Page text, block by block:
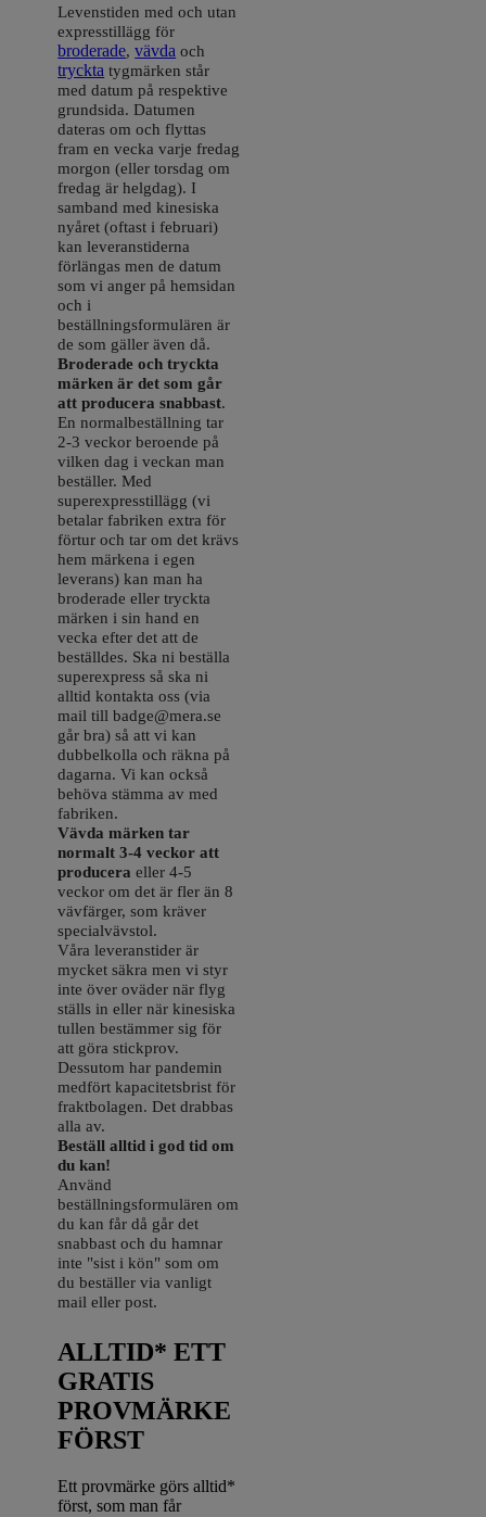
Levenstiden med och utan
expresstillägg för
broderade,vävda och
tryckta tygmärken står
med datum på respektive
grundsida. Datumen
dateras om och flyttas
fram en vecka varje fredag
morgon (eller torsdag om
fredag är helgdag). I
samband med kinesiska
nyåret (oftast i februari)
kan leveranstiderna
förlängas men de datum
som vi anger på hemsidan
och i
beställningsformulären är
de som gäller även då.
Broderade och tryckta
märken är det som går
att producera snabbast.
En normalbeställning tar
2-3 veckor beroende på
vilken dag i veckan man
beställer. Med
superexpresstillägg (vi
betalar fabriken extra för
förtur och tar om det krävs
hem märkena i egen
leverans) kan man ha
broderade eller tryckta
märken i sin hand en
vecka efter det att de
beställdes. Ska ni beställa
superexpress så ska ni
alltid kontakta oss (via
mail till badge@mera.se
går bra) så att vi kan
dubbelkolla och räkna på
dagarna. Vi kan också
behöva stämma av med
fabriken.
Vävda märken tar
normalt 3-4 veckor att
produceraeller 4-5
veckor om det är fler än 8
vävfärger, som kräver
specialvävstol.
Våra leveranstider är
mycket säkra men vi styr
inte över oväder när flyg
ställs in eller när kinesiska
tullen bestämmer sig för
att göra stickprov.
Dessutom har pandemin
medfört kapacitetsbrist för
fraktbolagen. Det drabbas
alla av.
Beställ alltid i god tid om
du kan!
Använd
beställningsformulären om
du kan får då går det
snabbast och du hamnar
inte "sist i kön" som om
du beställer via vanligt
mail eller post.
ALLTID* ETT
GRATIS
PROVMÄRKE
FÖRST
Ett provmärke görs alltid*
först, som man får